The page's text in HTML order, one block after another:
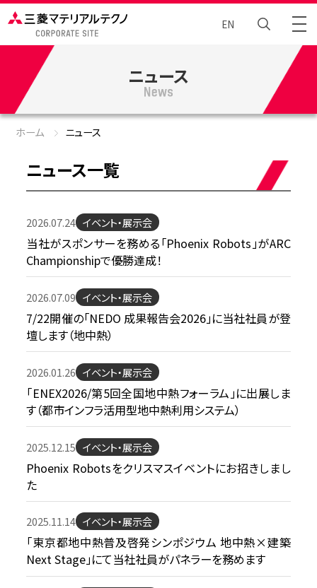
EN
トータルエンジニアリング
Brand Story
ニュース
サステナビリティ
お問い合わせ
ニュース
ホーム ニュース
ニュース一覧
2026.07.24 イベント・展示会
当社がスポンサーを務める「Phoenix Robots」がARC
Championshipで優勝達成！
2026.07.09 イベント・展示会
7/22開催の「NEDO 成果報告会2026」に当社社員が登
壇します（地中熱）
2026.01.26 イベント・展示会
「ENEX2026/第5回全国地中熱フォーラム」に出展しま
す（都市インフラ活用型地中熱利用システム）
2025.12.15 イベント・展示会
Phoenix Robotsをクリスマスイベントにお招きしまし
た
2025.11.14 イベント・展示会
「東京都地中熱普及啓発シンポジウム 地中熱×建築
Next Stage」にて当社社員がパネラーを務めます